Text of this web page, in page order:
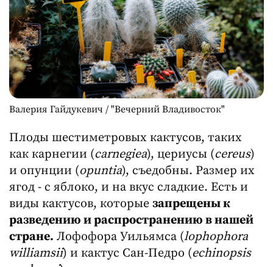
Валерия Гайдукевич / "Вечерний Владивосток"
Плоды шестиметровых кактусов, таких
как карнегии (carnegiea), цериусы (cereus)
и опунции (opuntia), съедобны. Размер их
ягод - с яблоко, и на вкус сладкие. Есть и
виды кактусов, которые запрещены к
разведению и распространению в нашей
стране. Лофофора Уильямса (lophophora
williamsii) и кактус Сан-Педро (echinopsis